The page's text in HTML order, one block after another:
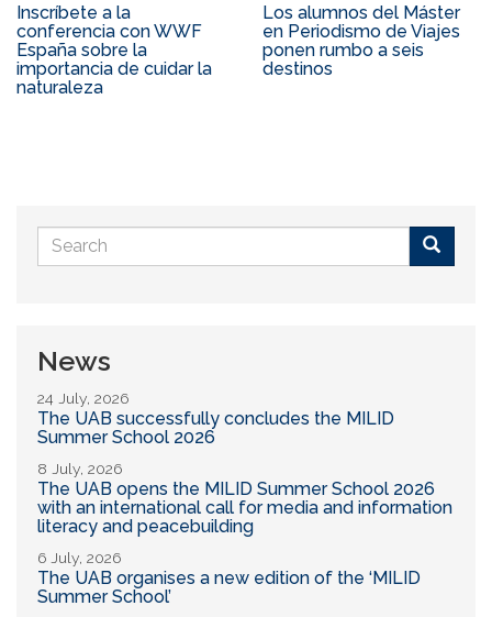
Inscríbete a la
conferencia con WWF
España sobre la
importancia de cuidar la
naturaleza
Los alumnos del Máster
en Periodismo de Viajes
ponen rumbo a seis
destinos
Search
form
News
24 July, 2026
The UAB successfully concludes the MILID
Summer School 2026
8 July, 2026
The UAB opens the MILID Summer School 2026
with an international call for media and information
literacy and peacebuilding
6 July, 2026
The UAB organises a new edition of the ‘MILID
Summer School’